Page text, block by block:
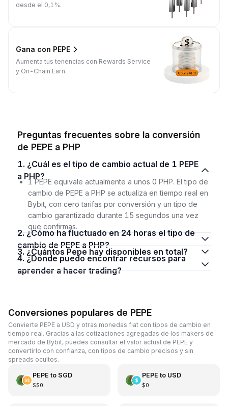
desde el 0,1%.
Gana con PEPE
Aumenta tus tenencias con Rewards Service
y On-Chain Earn.
Preguntas frecuentes sobre la conversión
de PEPE a PHP
1. ¿Cuál es el tipo de cambio actual de 1 PEPE
a PHP?
1 PEPE equivale actualmente a unos 0 PHP. El tipo de
cambio de PEPE a PHP se actualiza en tiempo real en
Bybit, con cero tarifas por conversión y un tipo de
cambio garantizado durante 15 segundos una vez
que confirmas.
2. ¿Cómo ha fluctuado en 24 horas el tipo de
cambio de PEPE a PHP?
3. ¿Cuántos Pepe hay disponibles en total?
4. ¿Dónde puedo encontrar recursos para
aprender a hacer trading?
Conversiones populares de PEPE
Convierte PEPE a USD y otras monedas fiat con tipos de cambio en
tiempo real. Gracias a las cotizaciones agregadas de los makers de
mercado de Bybit, puedes consultar el valor actual de PEPE y
convertirlo con confianza, con tipos de cambio precisos y sin
spreads ocultos.
PEPE to SGD
S$0
PEPE to USD
$0